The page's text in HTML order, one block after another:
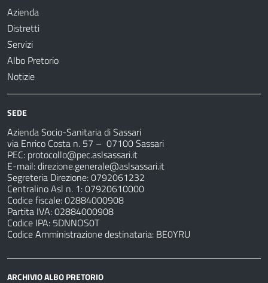
Azienda
Distretti
Servizi
Albo Pretorio
Notizie
SEDE
Azienda Socio-Sanitaria di Sassari
via Enrico Costa n. 57 – 07100 Sassari
PEC: protocollo@pec.aslsassari.it
E-mail:direzione.generale@aslsassari.it
Segreteria Direzione: 0792061232
Centralino Asl n. 1: 07920610000
Codice fiscale: 02884000908
Partita IVA: 02884000908
Codice IPA: 5DNNOS0T
Codice Amministrazione destinataria: BE0YRU
ARCHIVIO ALBO PRETORIO